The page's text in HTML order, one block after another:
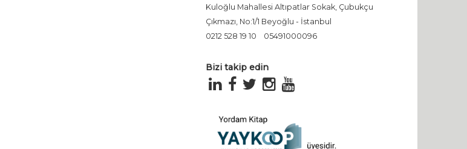
Kuloğlu Mahallesi Altıpatlar Sokak, Çubukçu
Çıkmazı, No:1/1 Beyoğlu - İstanbul
0212 528 19 10
05491000096
Bizi takip edin